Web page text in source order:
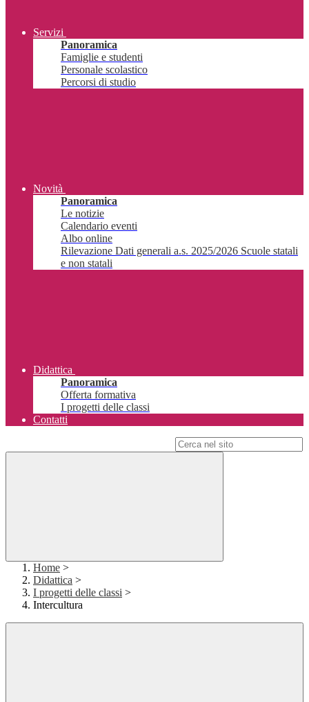
Servizi
Panoramica
Famiglie e studenti
Personale scolastico
Percorsi di studio
Novità
Panoramica
Le notizie
Calendario eventi
Albo online
Rilevazione Dati generali a.s. 2025/2026 Scuole statali
e non statali
Didattica
Panoramica
Offerta formativa
I progetti delle classi
Contatti
Home >
Didattica >
I progetti delle classi >
Intercultura